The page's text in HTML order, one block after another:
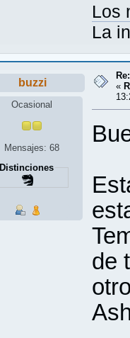
Los
La
buzzi
Ocasional
Mensajes: 68
Distinciones
«
de